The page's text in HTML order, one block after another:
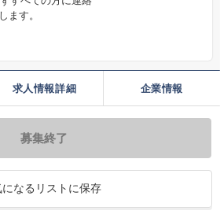
ます。
求人情報詳細 企業情報
募集終了
になるリストに保存